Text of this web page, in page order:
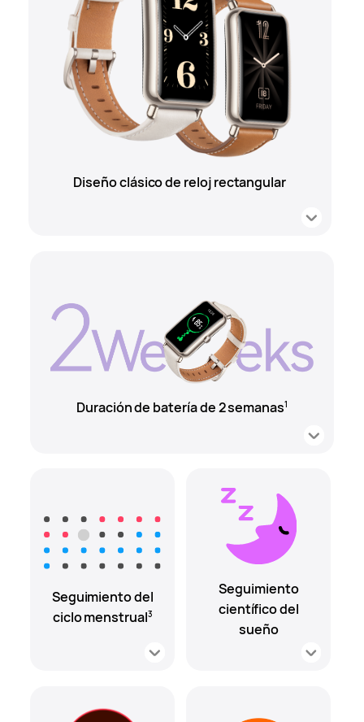
Diseño clásico de reloj rectangular
Duración de batería de 2 semanas1
Seguimiento del
ciclo menstrual3
Seguimiento
científico del
sueño